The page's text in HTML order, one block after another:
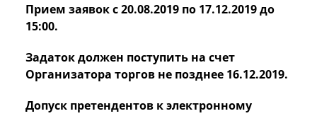
Прием заявок с 20.08.2019 по 17.12.2019 до
15:00.
Задаток должен поступить на счет
Организатора торгов не позднее 16.12.2019.
Допуск претендентов к электронному